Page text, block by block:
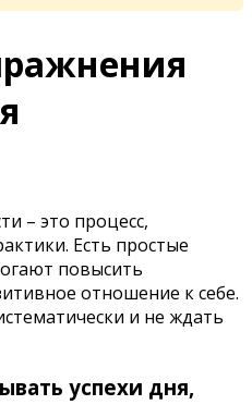
– это процесс,
Есть простые
повысить
отношение к себе.
и не ждать
успехи дня,